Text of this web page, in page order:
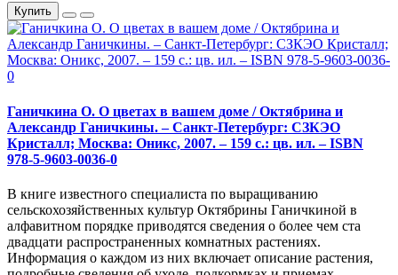
Купить
Ганичкина О. О цветах в вашем доме / Октябрина и
Александр Ганичкины. – Санкт-Петербург: СЗКЭО
Кристалл; Москва: Оникс, 2007. – 159 с.: цв. ил. – ISBN
978-5-9603-0036-0
В книге известного специалиста по выращиванию
сельскохозяйственных культур Октябрины Ганичкиной в
алфавитном порядке приводятся сведения о более чем ста
двадцати распространенных комнатных растениях.
Информация о каждом из них включает описание растения,